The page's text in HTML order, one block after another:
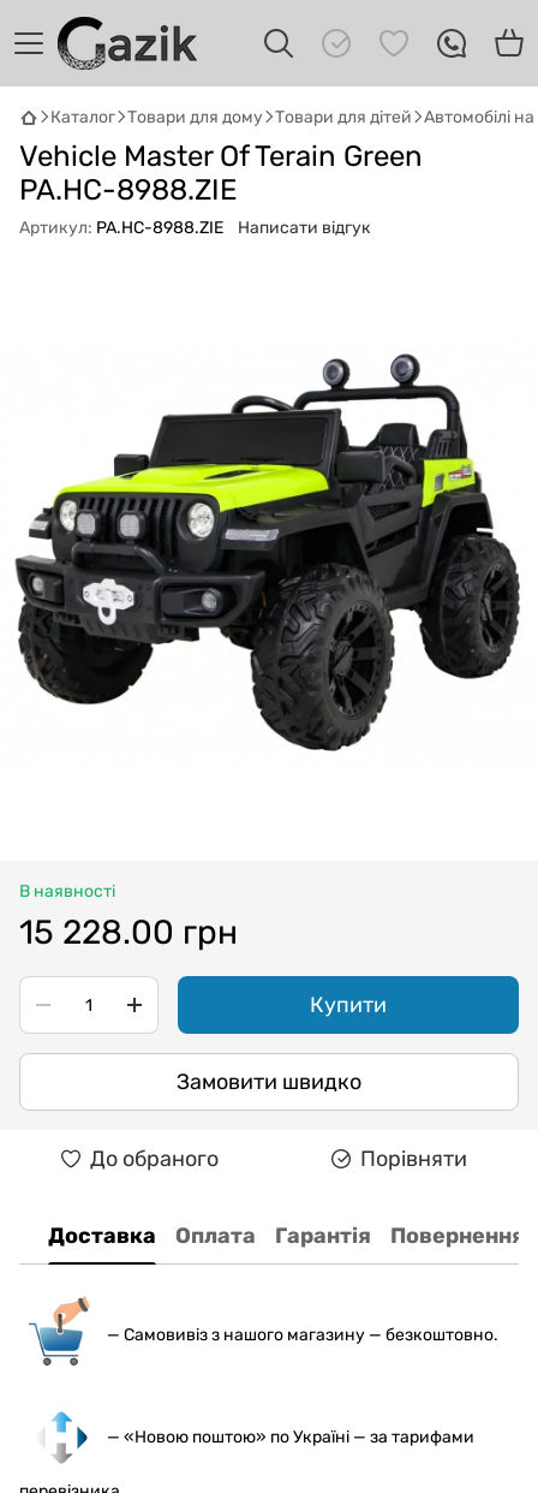
Каталог Товари для дому Товари для дітей Автомобілі
Vehicle Master Of Terain Green
PA.HC-8988.ZIE
Артикул: PA.HC-8988.ZIE Написати відгук
В наявності
15 228.00 грн
Купити
Замовити швидко
До обраного Порівняти
Доставка Оплата Гарантія Повернення
— Самовивіз з нашого магазину — безкоштовно.
— «Новою поштою» по Україні — за тарифами
GAZIKAI
Привіт! 👋 Я Gazik AI — допоможу